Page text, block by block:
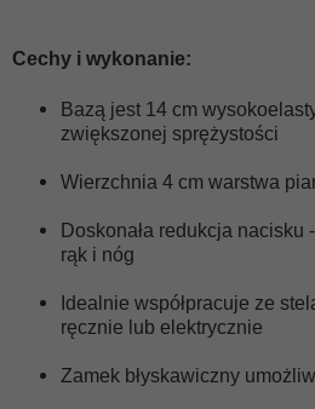
Cechy i wykonanie:
Bazą jest 14 cm
zwiększonej sprężystości
Wierzchnia 4 cm warstwa
Doskonała redukcja
rąk i nóg
Idealnie współpracuje ze
ręcznie lub elektrycznie
Zamek błyskawiczny